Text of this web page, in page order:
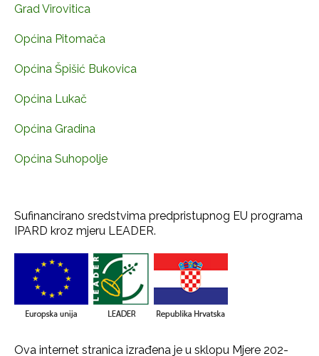
Grad Virovitica
Općina Pitomača
Općina Špišić Bukovica
Općina Lukač
Općina Gradina
Općina Suhopolje
Sufinancirano sredstvima predpristupnog EU programa
IPARD kroz mjeru LEADER.
Ova internet stranica izrađena je u sklopu Mjere 202-